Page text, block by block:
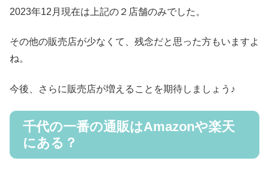
2023年12月現在は上記の２店舗のみでした。
その他の販売店が少なくて、残念だと思った方もいますよ
ね。
今後、さらに販売店が増えることを期待しましょう♪
千代の一番の通販はAmazonや楽天
にある？